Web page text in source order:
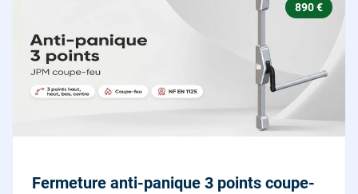
890 €
Fermeture anti-panique 3 points coupe-